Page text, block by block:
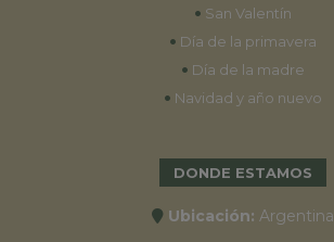
• San Valentín
• Día de la primavera
• Día de la madre
• Navidad y año nuevo
DONDE ESTAMOS
Ubicación: Argentina